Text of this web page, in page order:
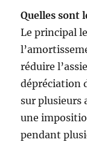
Quelles sont
Le principal
réduire
dépréciation
sur plusieurs
une
pendant